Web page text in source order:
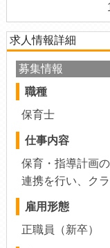
求人情報詳細
募集情報
職種
保育士
仕事内容
保育・指導計画
連携を行い、ク
雇用形態
正職員（新卒）